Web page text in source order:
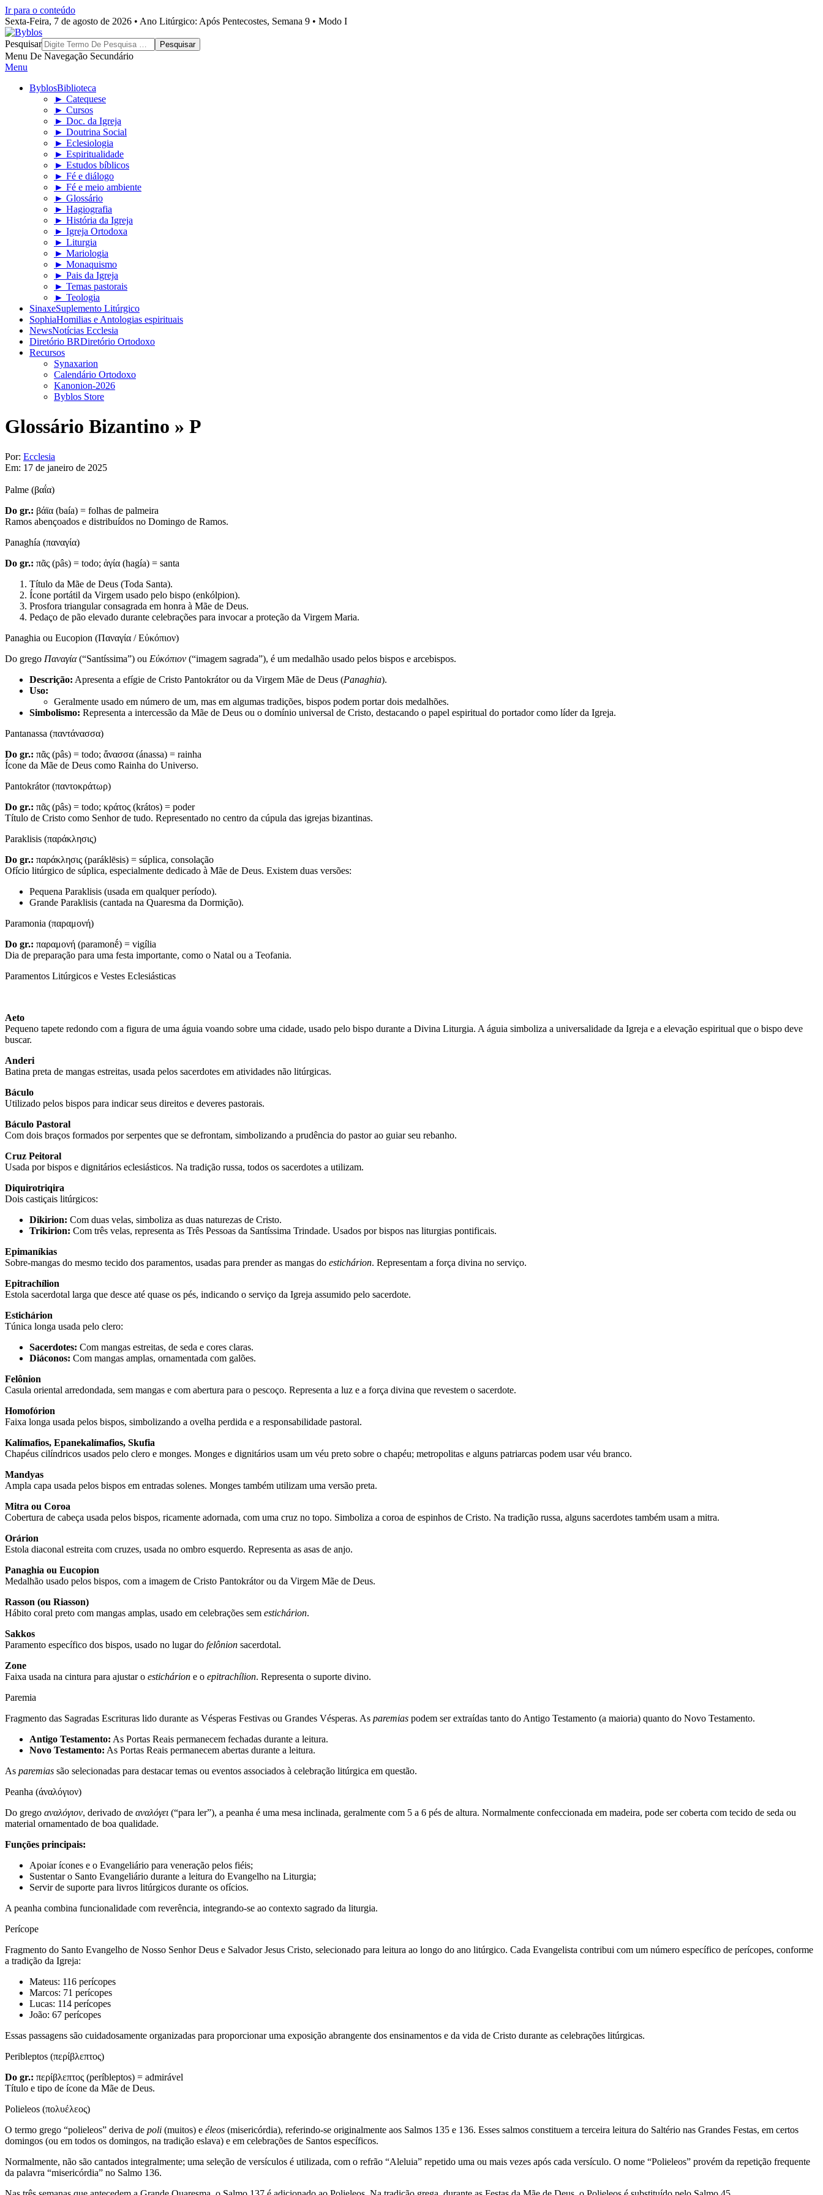
Ir para o conteúdo
Sexta-Feira, 7 de agosto de 2026 • Ano Litúrgico: Após Pentecostes, Semana 9 • Modo I
Byblos
Pesquisar
Menu De Navegação Secundário
Menu
ByblosBiblioteca
► Catequese
► Cursos
► Doc. da Igreja
► Doutrina Social
► Eclesiologia
► Espiritualidade
► Estudos bíblicos
► Fé e diálogo
► Fé e meio ambiente
► Glossário
► Hagiografia
► História da Igreja
► Igreja Ortodoxa
► Liturgia
► Mariologia
► Monaquismo
► Pais da Igreja
► Temas pastorais
► Teologia
SinaxeSuplemento Litúrgico
SophiaHomilias e Antologias espirituais
NewsNotícias Ecclesia
Diretório BRDiretório Ortodoxo
Recursos
Synaxarion
Calendário Ortodoxo
Kanonion-2026
Byblos Store
Glossário Bizantino » P
Por: Ecclesia
Em: 17 de janeiro de 2025
Palme (βαΐα)
Do gr.: βάϊα (baía) = folhas de palmeira
Ramos abençoados e distribuídos no Domingo de Ramos.
Panaghía (παναγία)
Do gr.: πᾶς (pâs) = todo; ἁγία (hagía) = santa
Título da Mãe de Deus (Toda Santa).
Ícone portátil da Virgem usado pelo bispo (enkólpion).
Prosfora triangular consagrada em honra à Mãe de Deus.
Pedaço de pão elevado durante celebrações para invocar a proteção da Virgem Maria.
Panaghia ou Eucopion (Παναγία / Εὐκόπιον)
Do grego Παναγία(“Santíssima”) ou Εὐκόπιον (“imagem sagrada”), é um medalhão usado pelos bispos e arcebispos.
Descrição: Apresenta a efígie de Cristo Pantokrátor ou da Virgem Mãe de Deus (Panaghia).
Uso:
Geralmente usado em número de um, mas em algumas tradições, bispos podem portar dois medalhões.
Simbolismo: Representa a intercessão da Mãe de Deus ou o domínio universal de Cristo, destacando o papel espiritual do portador como líder da Igreja.
Pantanassa (παντάνασσα)
Do gr.: πᾶς (pâs) = todo; ἄνασσα (ánassa) = rainha
Ícone da Mãe de Deus como Rainha do Universo.
Pantokrátor (παντοκράτωρ)
Do gr.: πᾶς (pâs) = todo; κράτος (krátos) = poder
Título de Cristo como Senhor de tudo. Representado no centro da cúpula das igrejas bizantinas.
Paraklisis (παράκλησις)
Do gr.: παράκλησις (paráklēsis) = súplica, consolação
Ofício litúrgico de súplica, especialmente dedicado à Mãe de Deus. Existem duas versões:
Pequena Paraklisis (usada em qualquer período).
Grande Paraklisis (cantada na Quaresma da Dormição).
Paramonia (παραμονή)
Do gr.: παραμονή (paramonḗ) = vigília
Dia de preparação para uma festa importante, como o Natal ou a Teofania.
Paramentos Litúrgicos e Vestes Eclesiásticas
Aeto
Pequeno tapete redondo com a figura de uma águia voando sobre uma cidade, usado pelo bispo durante a Divina Liturgia. A águia simboliza a universalidade da Igreja e a elevação espiritual que o bispo deve
buscar.
Anderi
Batina preta de mangas estreitas, usada pelos sacerdotes em atividades não litúrgicas.
Báculo
Utilizado pelos bispos para indicar seus direitos e deveres pastorais.
Báculo Pastoral
Com dois braços formados por serpentes que se defrontam, simbolizando a prudência do pastor ao guiar seu rebanho.
Cruz Peitoral
Usada por bispos e dignitários eclesiásticos. Na tradição russa, todos os sacerdotes a utilizam.
Diquirotriqira
Dois castiçais litúrgicos:
Dikirion: Com duas velas, simboliza as duas naturezas de Cristo.
Trikirion: Com três velas, representa as Três Pessoas da Santíssima Trindade. Usados por bispos nas liturgias pontificais.
Epimaníkias
Sobre-mangas do mesmo tecido dos paramentos, usadas para prender as mangas do estichárion. Representam a força divina no serviço.
Epitrachílion
Estola sacerdotal larga que desce até quase os pés, indicando o serviço da Igreja assumido pelo sacerdote.
Estichárion
Túnica longa usada pelo clero:
Sacerdotes: Com mangas estreitas, de seda e cores claras.
Diáconos: Com mangas amplas, ornamentada com galões.
Felônion
Casula oriental arredondada, sem mangas e com abertura para o pescoço. Representa a luz e a força divina que revestem o sacerdote.
Homofórion
Faixa longa usada pelos bispos, simbolizando a ovelha perdida e a responsabilidade pastoral.
Kalímafios, Epanekalímafios, Skufia
Chapéus cilíndricos usados pelo clero e monges. Monges e dignitários usam um véu preto sobre o chapéu; metropolitas e alguns patriarcas podem usar véu branco.
Mandyas
Ampla capa usada pelos bispos em entradas solenes. Monges também utilizam uma versão preta.
Mitra ou Coroa
Cobertura de cabeça usada pelos bispos, ricamente adornada, com uma cruz no topo. Simboliza a coroa de espinhos de Cristo. Na tradição russa, alguns sacerdotes também usam a mitra.
Orárion
Estola diaconal estreita com cruzes, usada no ombro esquerdo. Representa as asas de anjo.
Panaghia ou Eucopion
Medalhão usado pelos bispos, com a imagem de Cristo Pantokrátor ou da Virgem Mãe de Deus.
Rasson (ou Riasson)
Hábito coral preto com mangas amplas, usado em celebrações sem estichárion.
Sakkos
Paramento específico dos bispos, usado no lugar do felônion sacerdotal.
Zone
Faixa usada na cintura para ajustar o estichárion e o epitrachílion. Representa o suporte divino.
Paremia
Fragmento das Sagradas Escrituras lido durante as Vésperas Festivas ou Grandes Vésperas. As paremias podem ser extraídas tanto do Antigo Testamento (a maioria) quanto do Novo Testamento.
Antigo Testamento: As Portas Reais permanecem fechadas durante a leitura.
Novo Testamento: As Portas Reais permanecem abertas durante a leitura.
As paremias são selecionadas para destacar temas ou eventos associados à celebração litúrgica em questão.
Peanha (άναλόγιον)
Do grego αναλόγιον, derivado de αναλόγει (“para ler”), a peanha é uma mesa inclinada, geralmente com 5 a 6 pés de altura. Normalmente confeccionada em madeira, pode ser coberta com tecido de seda ou
material ornamentado de boa qualidade.
Funções principais:
Apoiar ícones e o Evangeliário para veneração pelos fiéis;
Sustentar o Santo Evangeliário durante a leitura do Evangelho na Liturgia;
Servir de suporte para livros litúrgicos durante os ofícios.
A peanha combina funcionalidade com reverência, integrando-se ao contexto sagrado da liturgia.
Perícope
Fragmento do Santo Evangelho de Nosso Senhor Deus e Salvador Jesus Cristo, selecionado para leitura ao longo do ano litúrgico. Cada Evangelista contribui com um número específico de perícopes, conforme
a tradição da Igreja:
Mateus: 116 perícopes
Marcos: 71 perícopes
Lucas: 114 perícopes
João: 67 perícopes
Essas passagens são cuidadosamente organizadas para proporcionar uma exposição abrangente dos ensinamentos e da vida de Cristo durante as celebrações litúrgicas.
Peribleptos (περίβλεπτος)
Do gr.: περίβλεπτος (períbleptos) = admirável
Título e tipo de ícone da Mãe de Deus.
Polieleos (πολυέλεος)
O termo grego “polieleos” deriva de poli (muitos) e éleos (misericórdia), referindo-se originalmente aos Salmos 135 e 136. Esses salmos constituem a terceira leitura do Saltério nas Grandes Festas, em certos
domingos (ou em todos os domingos, na tradição eslava) e em celebrações de Santos específicos.
Normalmente, não são cantados integralmente; uma seleção de versículos é utilizada, com o refrão “Aleluia” repetido uma ou mais vezes após cada versículo. O nome “Polieleos” provém da repetição frequente
da palavra “misericórdia” no Salmo 136.